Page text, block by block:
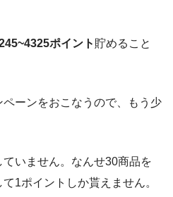
ポイント 貯めること
ーンをおこなうので、もう少
いません。なんせ30商品を
1ポイントしか貰えません。